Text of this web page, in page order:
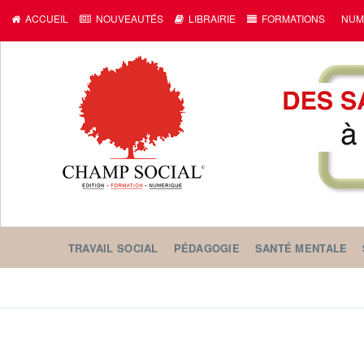
ACCUEIL NOUVEAUTÉS LIBRAIRIE FORMATIONS
TRAVAIL SOCIAL PÉDAGOGIE SANTÉ MENTALE